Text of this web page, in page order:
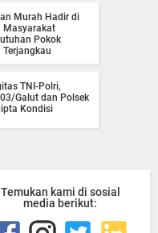
Murah Hadir di
Masyarakat
Pokok
TNI-Polri,
Galut dan Polsek
Kondisi
Temukan kami di sosial
media berikut: